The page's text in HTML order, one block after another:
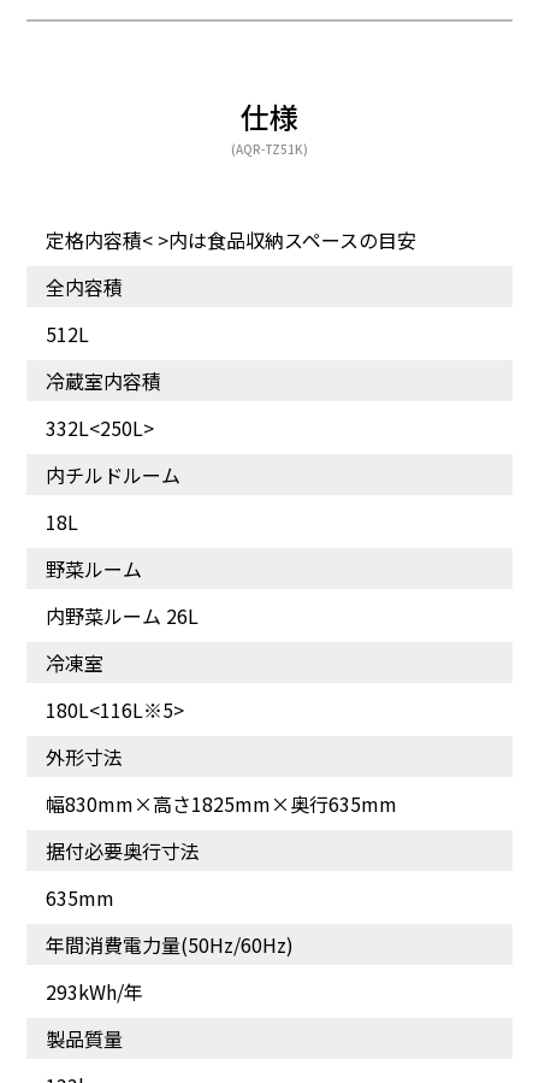
仕様
(AQR-TZ51K)
定格内容積< >内は食品収納スペースの目安
全内容積
512L
冷蔵室内容積
332L<250L>
内チルドルーム
18L
野菜ルーム
内野菜ルーム 26L
冷凍室
180L<116L※5>
外形寸法
幅830mm×高さ1825mm×奥行635mm
据付必要奥行寸法
635mm
年間消費電力量(50Hz/60Hz)
293kWh/年
製品質量